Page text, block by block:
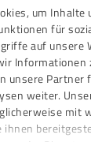
um Inhalte
für
auf unsere
Informationen
unsere Partner
weiter.
mit
ihnen
jetzt und